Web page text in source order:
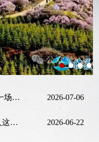
【文化康乐】夜泊胭脂湖 赴一场康乐灯火里的温柔之约 2026-07-06
一首西北神曲焊死循环键！人这一辈子，一定要去一趟临夏！ 2026-06-22